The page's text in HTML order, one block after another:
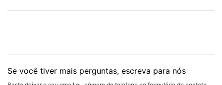
Se você tiver mais perguntas, escreva para nós